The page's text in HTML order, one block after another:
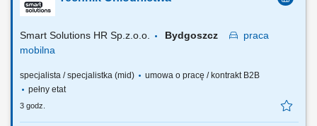
serwisowych, rozwiązywanie problemów technicznych u klientów,
Smart Solutions HR Sp.z.o.o. Bydgoszcz
praca
mobilna
specjalista / specjalistka (mid)
umowa o pracę / kontrakt B2B
pełny etat
3 godz.